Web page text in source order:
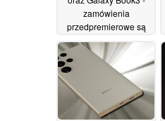
zamówienia
przedpremierowe są
otwarte z kredytem
Samsung Credit jako
prezentem
rezerwacyjnym dla
klientów z USA
12/01/2023